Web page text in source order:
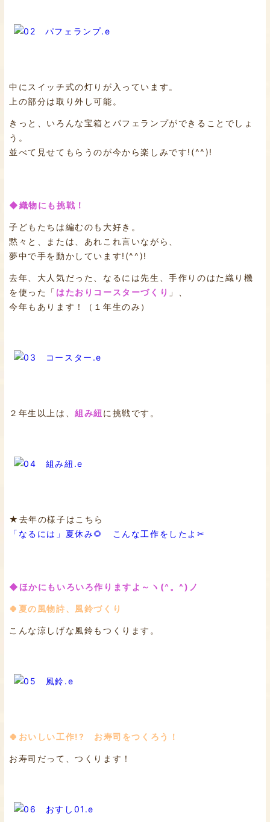
中にスイッチ式の灯りが入っています。
上の部分は取り外し可能。
きっと、いろんな宝箱とパフェランプができることでしょ
う。
並べて見せてもらうのが今から楽しみです!(^^)!
◆織物にも挑戦！
子どもたちは編むのも大好き。
黙々と、または、あれこれ言いながら、
夢中で手を動かしています!(^^)!
去年、大人気だった、なるには先生、手作りのはた織り機
を使った「 はたおりコースターづくり 」、
今年もあります！（１年生のみ）
２年生以上は、組み紐に挑戦です。
★去年の様子はこちら
「なるには」夏休み🌻 こんな工作をしたよ✂
◆ほかにもいろいろ作りますよ～ヽ(^。^)ノ
🍀夏の風物詩、風鈴づくり
こんな涼しげな風鈴もつくります。
🍀おいしい工作!? お寿司をつくろう！
お寿司だって、つくります！